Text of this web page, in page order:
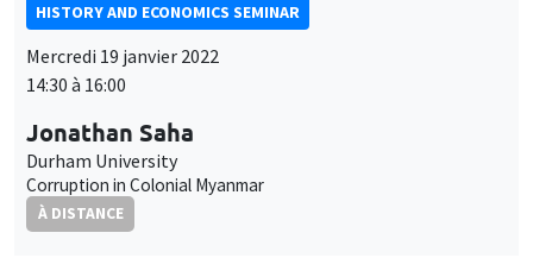
HISTORY AND ECONOMICS SEMINAR
Mercredi 19 janvier 2022
14:30 à 16:00
Jonathan Saha
Durham University
Corruption in Colonial Myanmar
À DISTANCE